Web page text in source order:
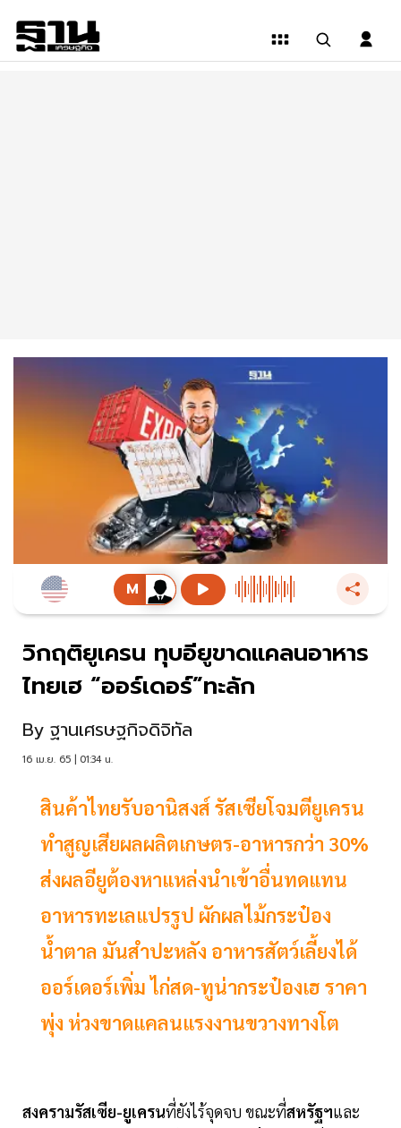
วิกฤติยูเครน ทุบอียูขาดแคลนอาหาร
ไทยเฮ “ออร์เดอร์”ทะลัก
By ฐานเศรษฐกิจดิจิทัล
16 เม.ย. 65 | 01:34 น.
สินค้าไทยรับอานิสงส์ รัสเซียโจมตียูเครน
ทำสูญเสียผลผลิตเกษตร-อาหารกว่า 30%
ส่งผลอียูต้องหาแหล่งนำเข้าอื่นทดแทน
อาหารทะเลแปรรูป ผักผลไม้กระป๋อง
น้ำตาล มันสำปะหลัง อาหารสัตว์เลี้ยงได้
ออร์เดอร์เพิ่ม ไก่สด-ทูน่ากระป๋องเฮ ราคา
พุ่ง ห่วงขาดแคลนแรงงานขวางทางโต
สงครามรัสเซีย-ยูเครนที่ยังไร้จุดจบ ขณะที่สหรัฐฯและ